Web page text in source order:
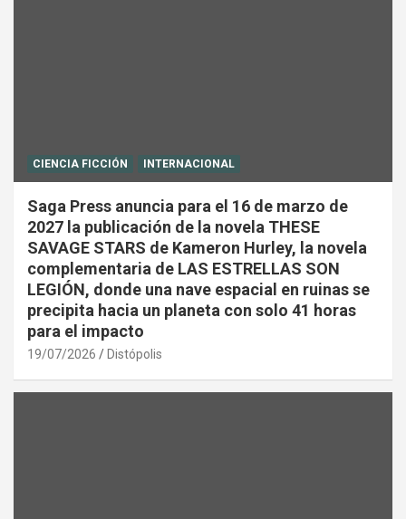
CIENCIA FICCIÓN INTERNACIONAL
Saga Press anuncia para el 16 de marzo de
2027 la publicación de la novela THESE
SAVAGE STARS de Kameron Hurley, la novela
complementaria de LAS ESTRELLAS SON
LEGIÓN, donde una nave espacial en ruinas se
precipita hacia un planeta con solo 41 horas
para el impacto
19/07/2026 Distópolis